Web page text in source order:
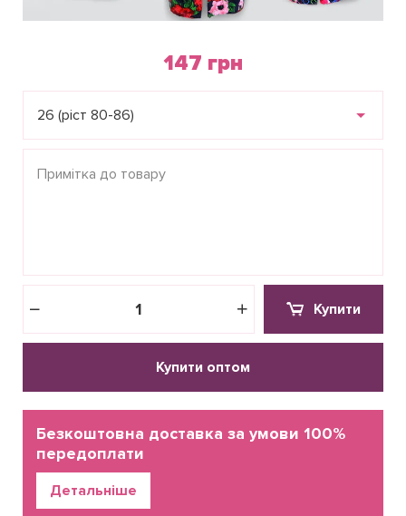
147 грн
26 (ріст 80-86)
Купити
Купити оптом
Детальніше
Безкоштовна доставка за умови 100%
передоплати